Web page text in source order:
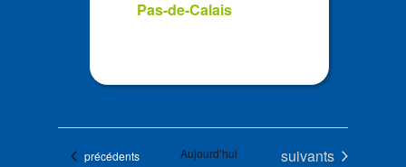
Pas-de-Calais
Évènements
précédents Aujourd’hui Évènements
suivants